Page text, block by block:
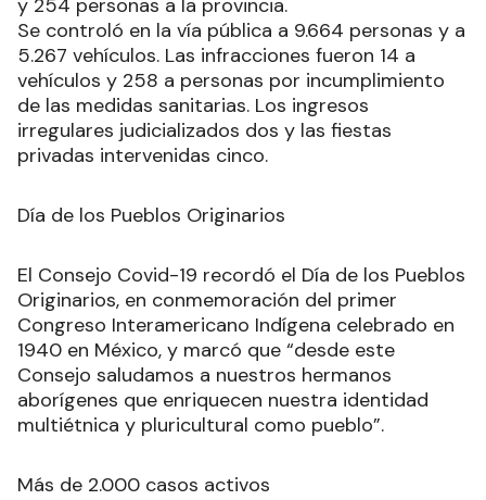
y 254 personas a la provincia.
Se controló en la vía pública a 9.664 personas y a
5.267 vehículos. Las infracciones fueron 14 a
vehículos y 258 a personas por incumplimiento
de las medidas sanitarias. Los ingresos
irregulares judicializados dos y las fiestas
privadas intervenidas cinco.
Día de los Pueblos Originarios
El Consejo Covid-19 recordó el Día de los Pueblos
Originarios, en conmemoración del primer
Congreso Interamericano Indígena celebrado en
1940 en México, y marcó que “desde este
Consejo saludamos a nuestros hermanos
aborígenes que enriquecen nuestra identidad
multiétnica y pluricultural como pueblo”.
Más de 2.000 casos activos